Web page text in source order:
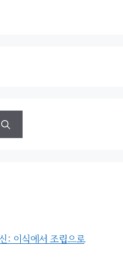
: 이식에서 조립으로